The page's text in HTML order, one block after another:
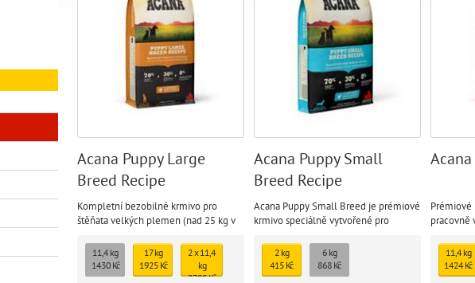
Acana Puppy Large
Breed Recipe
Kompletní bezobilné krmivo pro
štěňata velkých plemen (nad 25 kg v
11,4 kg
1430 Kč
17 kg
1925 Kč
2 x 11,4
kg
2788 Kč
Acana Puppy Small
Breed Recipe
Acana Puppy Small Breed je prémiové
krmivo speciálně vytvořené pro
dospělosti dosahují hmotnosti do 9 kg.
2 kg
415 Kč
6 kg
868 Kč
Prémiové
pracovně
11,4 kg
1424 Kč